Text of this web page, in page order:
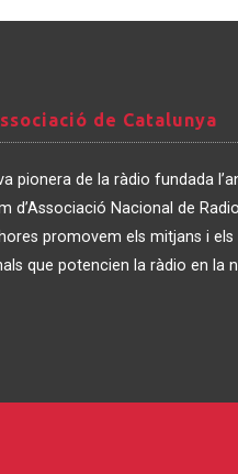
de Catalunya
pionera de la ràdio fundada
d’Associació Nacional de
promovem els mitjans i els
que potencien la ràdio en la